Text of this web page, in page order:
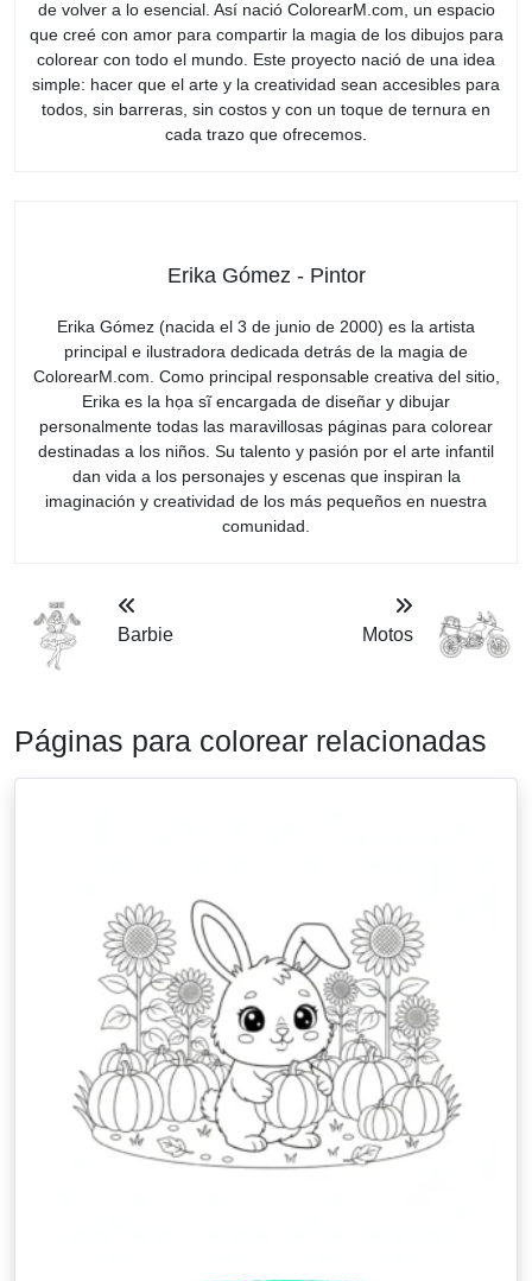
de volver a lo esencial. Así nació ColorearM.com, un espacio
que creé con amor para compartir la magia de los dibujos para
colorear con todo el mundo. Este proyecto nació de una idea
simple: hacer que el arte y la creatividad sean accesibles para
todos, sin barreras, sin costos y con un toque de ternura en
cada trazo que ofrecemos.
Erika Gómez - Pintor
Erika Gómez (nacida el 3 de junio de 2000) es la artista
principal e ilustradora dedicada detrás de la magia de
ColorearM.com. Como principal responsable creativa del sitio,
Erika es la họa sĩ encargada de diseñar y dibujar
personalmente todas las maravillosas páginas para colorear
destinadas a los niños. Su talento y pasión por el arte infantil
dan vida a los personajes y escenas que inspiran la
imaginación y creatividad de los más pequeños en nuestra
comunidad.
Barbie Motos
Páginas para colorear relacionadas